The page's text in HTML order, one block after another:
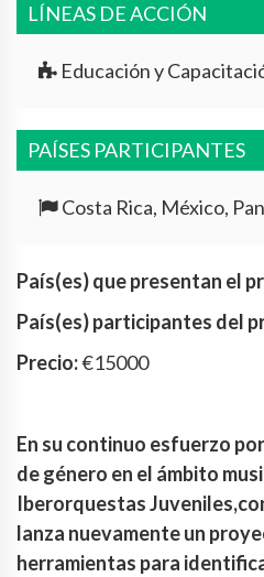
LÍNEAS DE ACCIÓN
Educación y
PAÍSES PARTICIPANTES
Costa Rica, México,
País(es) que presentan el
País(es) participantes del
Precio:€15000
En su continuo esfuerzo
de género en el ámbito
Iberorquestas
lanza nuevamente un
herramientas para